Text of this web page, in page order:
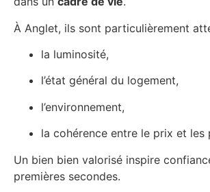
À Anglet, ils sont particulièrement
la luminosité,
l’état général du logement,
l’environnement,
la cohérence entre le prix et les
Un bien bien valorisé inspire
premières secondes.